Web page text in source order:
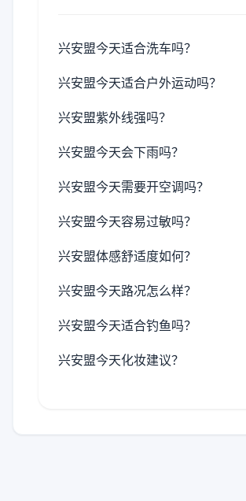
兴安盟今天适合洗车吗？
兴安盟今天适合户外运动吗？
兴安盟紫外线强吗？
兴安盟今天会下雨吗？
兴安盟今天需要开空调吗？
兴安盟今天容易过敏吗？
兴安盟体感舒适度如何？
兴安盟今天路况怎么样？
兴安盟今天适合钓鱼吗？
兴安盟今天化妆建议？